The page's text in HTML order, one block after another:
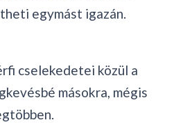
egymást igazán.
cselekedetei közül a
másokra, mégis